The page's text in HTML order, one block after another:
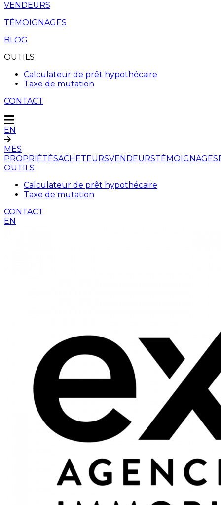
VENDEURS
TÉMOIGNAGES
BLOG
OUTILS
Calculateur de prêt hypothécaire
Taxe de mutation
CONTACT
EN
MES
PROPRIÉTÉSACHETEURSVENDEURSTÉMOIGNAGES
OUTILS
Calculateur de prêt hypothécaire
Taxe de mutation
CONTACT
EN